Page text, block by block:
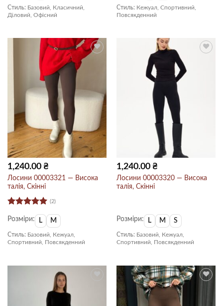
Стиль: Базовий, Класичний,
Діловий, Офісний
Стиль: Кежуал, Спортивний,
Повсякденний
1,240.00 ₴
Лосини 00003321 — Висока
талія, Скінні
Оцінено в
5з 5
(2)
Розміри: L M
Стиль: Базовий, Кежуал,
Спортивний, Повсякденний
1,240.00 ₴
Лосини 00003320 — Висока
талія, Скінні
Розміри: L M S
Стиль: Базовий, Кежуал,
Спортивний, Повсякденний